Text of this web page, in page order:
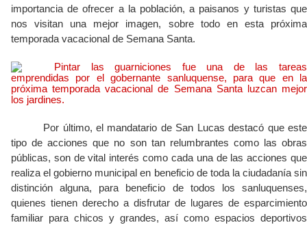
importancia de ofrecer a la población, a paisanos y turistas que
nos visitan una mejor imagen, sobre todo en esta próxima
temporada vacacional de Semana Santa.
Por último, el mandatario de San Lucas destacó que este
tipo de acciones que no son tan relumbrantes como las obras
públicas, son de vital interés como cada una de las acciones que
realiza el gobierno municipal en beneficio de toda la ciudadanía sin
distinción alguna, para beneficio de todos los sanluquenses,
quienes tienen derecho a disfrutar de lugares de esparcimiento
familiar para chicos y grandes, así como espacios deportivos